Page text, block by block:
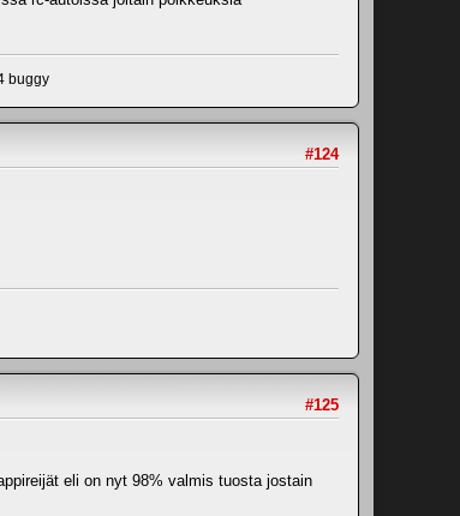
buggy
#124
#125
eli on nyt 98% valmis tuosta jostain